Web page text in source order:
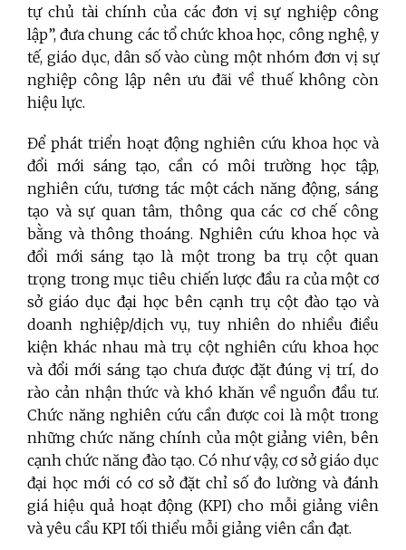
tự chủ tài chính của các đơn vị sự nghiệp công
lập”, đưa chung các tổ chức khoa học, công nghệ, y
tế, giáo dục, dân số vào cùng một nhóm đơn vị sự
nghiệp công lập nên ưu đãi về thuế không còn
hiệu lực.
Để phát triển hoạt động nghiên cứu khoa học và
đổi mới sáng tạo, cần có môi trường học tập,
nghiên cứu, tương tác một cách năng động, sáng
tạo và sự quan tâm, thông qua các cơ chế công
bằng và thông thoáng. Nghiên cứu khoa học và
đổi mới sáng tạo là một trong ba trụ cột quan
trọng trong mục tiêu chiến lược đầu ra của một cơ
sở giáo dục đại học bên cạnh trụ cột đào tạo và
doanh nghiệp/dịch vụ, tuy nhiên do nhiều điều
kiện khác nhau mà trụ cột nghiên cứu khoa học
và đổi mới sáng tạo chưa được đặt đúng vị trí, do
rào cản nhận thức và khó khăn về nguồn đầu tư.
Chức năng nghiên cứu cần được coi là một trong
những chức năng chính của một giảng viên, bên
cạnh chức năng đào tạo. Có như vậy, cơ sở giáo dục
đại học mới có cơ sở đặt chỉ số đo lường và đánh
giá hiệu quả hoạt động (KPI) cho mỗi giảng viên
và yêu cầu KPI tối thiểu mỗi giảng viên cần đạt.